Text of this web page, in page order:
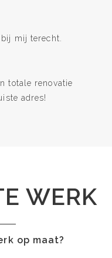
mij terecht.
totale renovatie
adres!
WERK
op maat?